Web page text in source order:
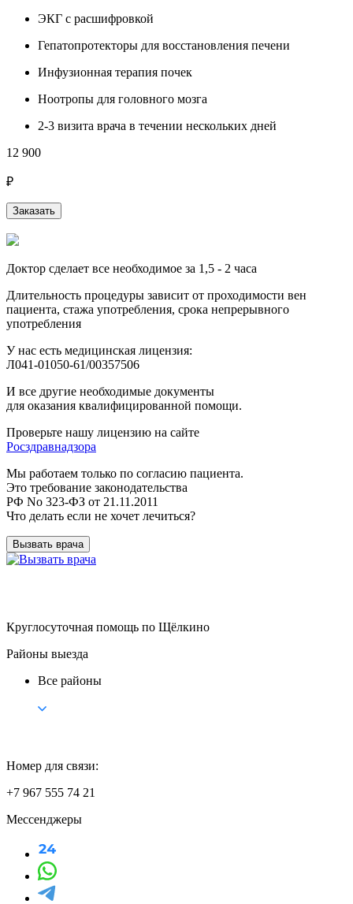
ЭКГ с расшифровкой
Гепатопротекторы для восстановления печени
Инфузионная терапия почек
Ноотропы для головного мозга
2-3 визита врача в течении нескольких дней
12 900
₽
Заказать
Доктор сделает все необходимое за 1,5 - 2 часа
Длительность процедуры зависит от проходимости вен
пациента, стажа употребления, срока непрерывного
употребления
У нас есть медицинская лицензия:
Л041-01050-61/00357506
И все другие необходимые документы
для оказания квалифицированной помощи.
Проверьте нашу лицензию на сайте
Росздравнадзора
Мы работаем только по согласию пациента.
Это требование законодательства
РФ No 323-ФЗ от 21.11.2011
Что делать если не хочет лечиться?
Вызвать врача
Круглосуточная помощь по Щёлкино
Районы выезда
Все районы
Номер для связи:
+7 967 555 74 21
Мессенджеры